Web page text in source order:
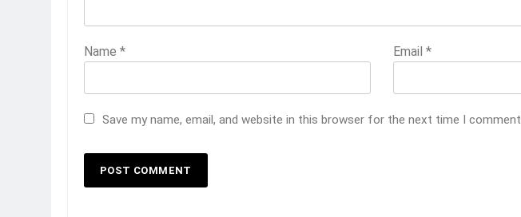
Name * Email*
Save my name, email, and website in this browser for the next time I comment.